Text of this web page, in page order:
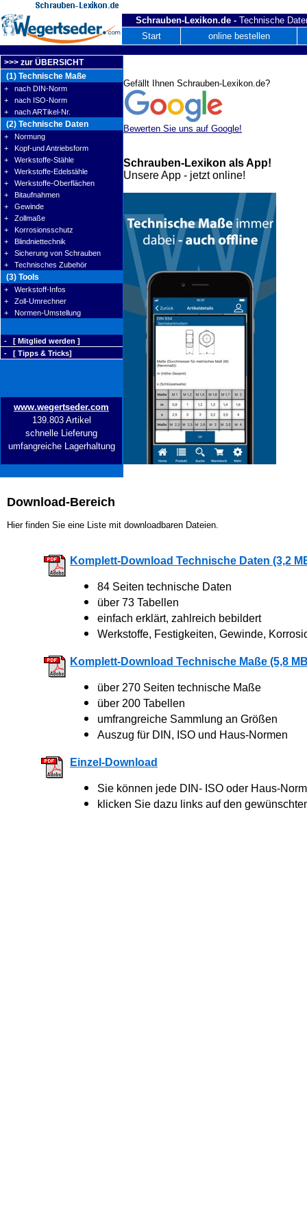
Schrauben-Lexikon.de - Technische
Start
online bestellen
>>> zur ÜBERSICHT
(1) Technische Maße
+ nach DIN-Norm
+ nach ISO-Norm
+ nach ARTikel-Nr.
(2) Technische Daten
+ Normung
+ Kopf-und Antriebsform
+ Werkstoffe-Stähle
+ Werkstoffe-Edelstähle
+ Werkstoffe-Oberflächen
+ Bitaufnahmen
+ Gewinde
+ Zollmaße
+ Korrosionsschutz
+ Blindniettechnik
+ Sicherung von Schrauben
+ Technisches Zubehör
(3) Tools
+ Werkstoff-Infos
+ Zoll-Umrechner
+ Normen-Umstellung
- [ Mitglied werden ]
- [ Tipps & Tricks]
www.wegertseder.com
139.803 Artikel
schnelle Lieferung
umfangreiche Lagerhaltung
Download-Bereich
Hier finden Sie eine Liste mit downloadbaren Dateien.
Komplett-Download Technische Daten (3,2
84 Seiten technische Daten
über 73 Tabellen
einfach erklärt, zahlreich bebildert
Werkstoffe, Festigkeiten, Gewinde,
Komplett-Download Technische Maße (5,8
über 270 Seiten technische Maße
über 200 Tabellen
umfrangreiche Sammlung an Größen
Auszug für DIN, ISO und Haus-Normen
Einzel-Download
Sie können jede DIN- ISO oder Haus-
klicken Sie dazu links auf den
Gefällt Ihnen Schrauben-Lexikon.de?
Bewerten Sie uns auf Google!
Schrauben-Lexikon als App!
Unsere App - jetzt online!